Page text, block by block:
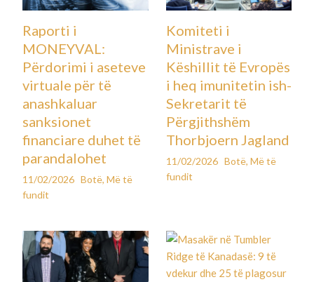
Raporti i
MONEYVAL:
Përdorimi i aseteve
virtuale për të
anashkaluar
sanksionet
financiare duhet të
parandalohet
11/02/2026 Botë,Më të
fundit
Komiteti i
Ministrave i
Këshillit të Evropës
i heq imunitetin ish-
Sekretarit të
Përgjithshëm
Thorbjoern Jagland
11/02/2026 Botë, Më të
fundit